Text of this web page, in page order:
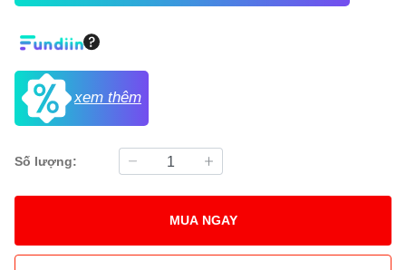
xem thêm
Số lượng:
MUA NGAY